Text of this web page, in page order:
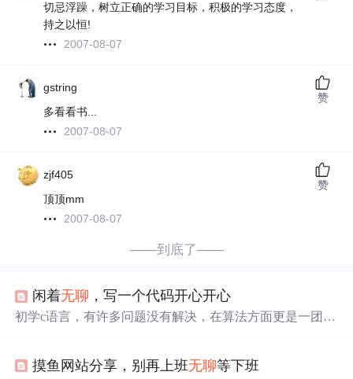
切忌浮躁，树立正确的学习目标，积极的学习态度，
持之以恒!
2007-08-07
gstring
多看看书...
2007-08-07
赞
zjf405
顶顶mm
2007-08-07
赞
——到底了——
闲着无聊 ，写一个代码开心开心
初学c语言，有许多问题没有解决，在算法方面更是一团
神给予建议，一定虚心接受！！！！ #include<stdio.h> #incl
摸鱼网站分享，别再上班无聊等下班